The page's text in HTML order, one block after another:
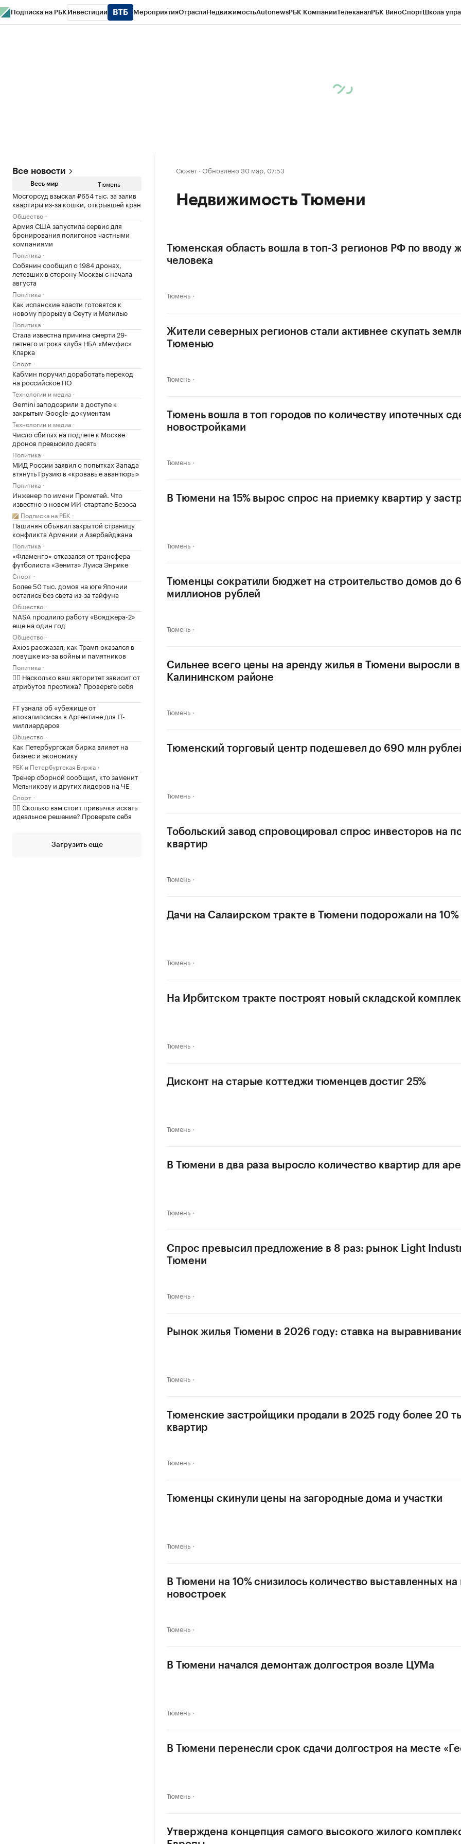
Подписка на РБК Инвестиции МероприятияОтраслиНедвижимостьAutonewsРБК КомпанииТелеканалРБК ВиноСпортШкола
Все новости
Весь мир Тюмень
Мосгорсуд взыскал ₽654 тыс. за залив
квартиры из-за кошки, открывшей кран
Общество
Армия США запустила сервис для
бронирования полигонов частными
компаниями
Политика
Собянин сообщил о 1984 дронах,
летевших в сторону Москвы с начала
августа
Политика
Как испанские власти готовятся к
новому прорыву в Сеуту и Мелилью
Политика
Стала известна причина смерти 29-
летнего игрока клуба НБА «Мемфис»
Кларка
Спорт
Кабмин поручил доработать переход
на российское ПО
Технологии и медиа
Gemini заподозрили в доступе к
закрытым Google-документам
Технологии и медиа
Число сбитых на подлете к Москве
дронов превысило десять
Политика
МИД России заявил о попытках Запада
втянуть Грузию в «кровавые авантюры»
Политика
Инженер по имени Прометей. Что
известно о новом ИИ-стартапе Безоса
Подписка на РБК
Пашинян объявил закрытой страницу
конфликта Армении и Азербайджана
Политика
«Фламенго» отказался от трансфера
футболиста «Зенита» Луиса Энрике
Спорт
Более 50 тыс. домов на юге Японии
остались без света из-за тайфуна
Общество
NASA продлило работу «Вояджера-2»
еще на один год
Общество
Axios рассказал, как Трамп оказался в
ловушке из-за войны и памятников
Политика
✍🏻 Насколько ваш авторитет зависит от
атрибутов престижа? Проверьте себя
FT узнала об «убежище от
апокалипсиса» в Аргентине для IT-
миллиардеров
Общество
Как Петербургская биржа влияет на
бизнес и экономику
РБК и Петербургская Биржа
Тренер сборной сообщил, кто заменит
Мельникову и других лидеров на ЧЕ
Спорт
✍🏻 Сколько вам стоит привычка искать
идеальное решение? Проверьте себя
Загрузить еще
Сюжет · Обновлено 30 мар, 07:53
Недвижимость Тюмени
Тюменская область вошла в топ-3 регионов РФ по вводу
человека
Тюмень
Жители северных регионов стали активнее скупать
Тюменью
Тюмень
Тюмень вошла в топ городов по количеству ипотечных
новостройками
Тюмень
В Тюмени на 15% вырос спрос на приемку квартир у
Тюмень
Тюменцы сократили бюджет на строительство домов до 6
миллионов рублей
Тюмень
Сильнее всего цены на аренду жилья в Тюмени выросли в
Калининском районе
Тюмень
Тюменский торговый центр подешевел до 690 млн
Тюмень
Тобольский завод спровоцировал спрос инвесторов на
квартир
Тюмень
Дачи на Салаирском тракте в Тюмени подорожали на 10%
Тюмень
На Ирбитском тракте построят новый складской
Тюмень
Дисконт на старые коттеджи тюменцев достиг 25%
Тюмень
В Тюмени в два раза выросло количество квартир для
Тюмень
Спрос превысил предложение в 8 раз: рынок Light
Тюмени
Тюмень
Рынок жилья Тюмени в 2026 году: ставка на
Тюмень
Тюменские застройщики продали в 2025 году более 20
квартир
Тюмень
Тюменцы скинули цены на загородные дома и участки
Тюмень
В Тюмени на 10% снизилось количество выставленных
новостроек
Тюмень
В Тюмени начался демонтаж долгостроя возле ЦУМа
Тюмень
В Тюмени перенесли срок сдачи долгостроя на месте
Тюмень
Утверждена концепция самого высокого жилого